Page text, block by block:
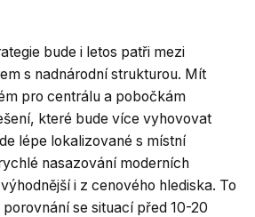
bude i letos patři mezi
s nadnárodní strukturou. Mít
pro centrálu a pobočkám
které bude více vyhovovat
lépe lokalizované s místní
nasazování moderních
i z cenového hlediska. To
se situací před 10-20